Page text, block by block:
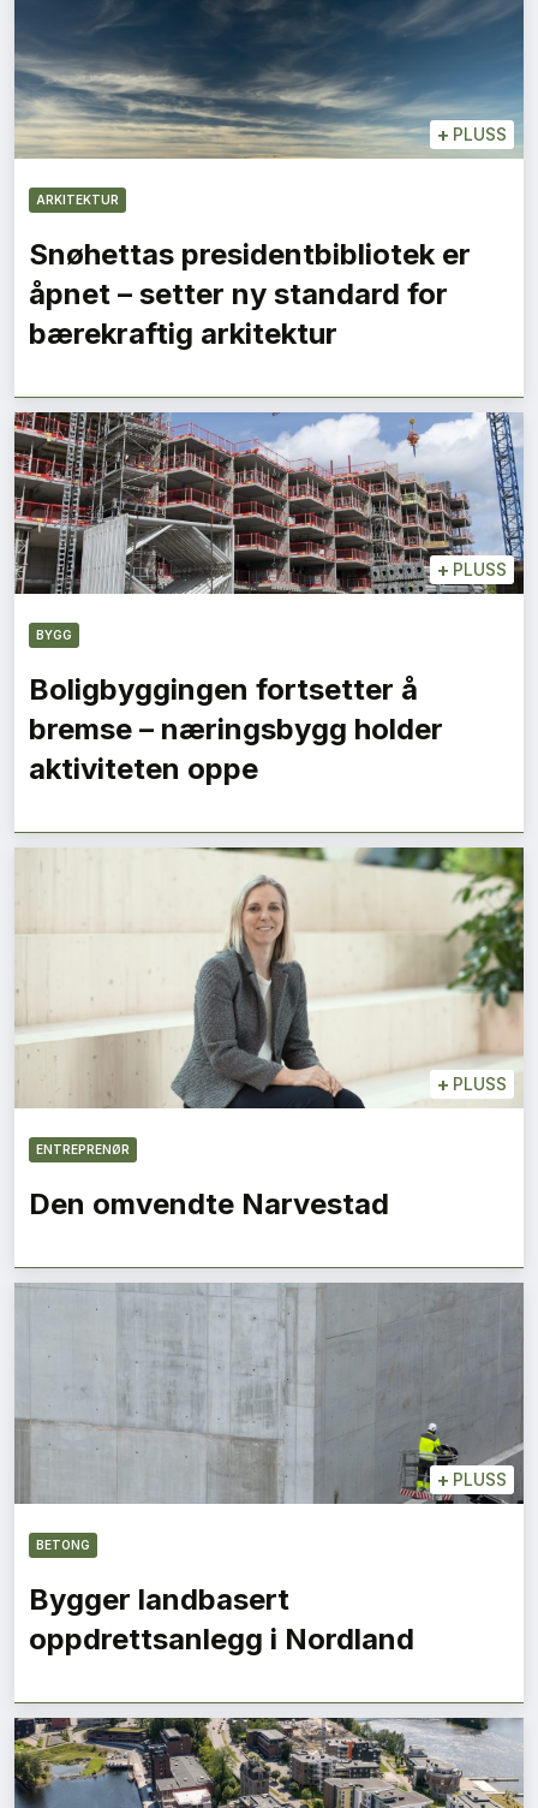
+ PLUSS
ARKITEKTUR
Snøhettas presidentbibliotek er
åpnet – setter ny standard for
bærekraftig arkitektur
+ PLUSS
BYGG
Boligbyggingen fortsetter å
bremse – næringsbygg holder
aktiviteten oppe
+ PLUSS
ENTREPRENØR
Den omvendte Narvestad
+ PLUSS
BETONG
Bygger landbasert
oppdrettsanlegg i Nordland